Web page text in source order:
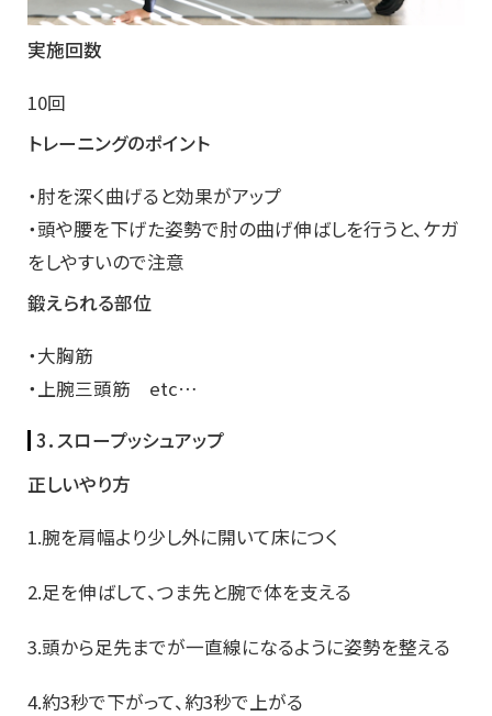
実施回数
10回
トレーニングのポイント
・肘を深く曲げると効果がアップ
・頭や腰を下げた姿勢で肘の曲げ伸ばしを行うと、ケガ
をしやすいので注意
鍛えられる部位
・大胸筋
・上腕三頭筋 etc…
3．スロープッシュアップ
正しいやり方
1.腕を肩幅より少し外に開いて床につく
2.足を伸ばして、つま先と腕で体を支える
3.頭から足先までが一直線になるように姿勢を整える
4.約3秒で下がって、約3秒で上がる